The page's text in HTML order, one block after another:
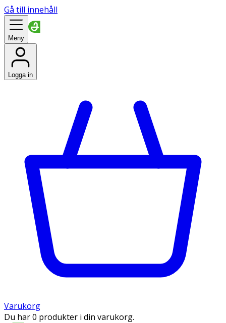
Gå till innehåll
Meny
Logga in
Varukorg
Du har 0 produkter i din varukorg.